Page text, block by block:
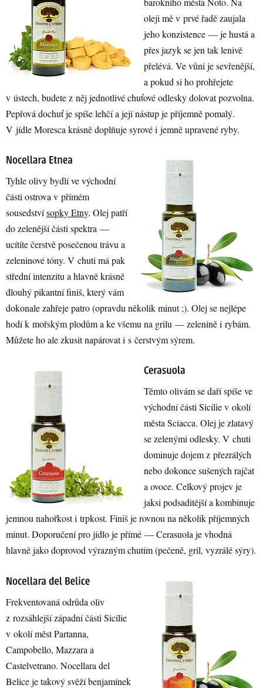
oleji mě v prvé řadě zaujala
jeho konzistence — je hustá a
přes jazyk se jen tak lenivě
přelévá. Ve vůni je sevřenější,
a pokud si ho prohřejete
v ústech, budete z něj jednotlivé chuťové odlesky dolovat pozvolna.
Pepřová dochuť je spíše lehčí a její nástup je příjemně pomalý.
V jídle Moresca krásně doplňuje syrové i jemně upravené ryby.
Tyhle olivy bydlí ve východní
části ostrova v přímém
sousedstvísopky Etny. Olej patří
do zelenější části spektra —
ucítíte čerstvě posečenou trávu a
zeleninové tóny. V chuti má pak
střední intenzitu a hlavně krásně
dlouhý pikantní finiš, který vám
dokonale zahřeje patro (opravdu několik minut ;). Olej se nejlépe
hodí k mořským plodům a ke všemu na grilu — zelenině i rybám.
Můžete ho ale zkusit napárovat i s čerstvým sýrem.
Těmto olivám se daří spíše ve
východní části Sicílie v okolí
města Sciacca. Olej je zlatavý
se zelenými odlesky. V chuti
dominuje dojem z přezrálých
nebo dokonce sušených rajčat
a ovoce. Celkový projev je
jaksi podsaditější a kombinuje
jemnou nahořkost i trpkost. Finiš je rovnou na několik příjemných
minut. Doporučení pro jídlo je přímé — Cerasuola je vhodná
hlavně jako doprovod výrazným chutím (pečeně, gril, vyzrálé sýry).
Frekventovaná odrůda oliv
z rozsáhlejší západní části Sicílie
v okolí měst Partanna,
Campobello, Mazzara a
Castelvetrano. Nocellara del
Belice je takový svěží benjamínek